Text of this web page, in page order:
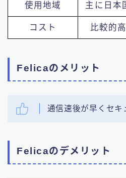
使用地域 主に日本
コスト 比較的
Felicaのメリット
通信速後が早くセキ
Felicaのデメリット